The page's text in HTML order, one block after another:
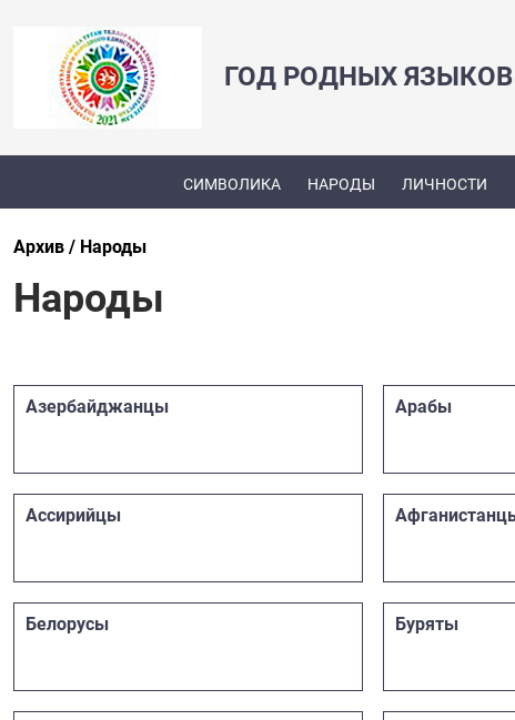
ГОД РОДНЫХ
СИМВОЛИКА НАРОДЫ ЛИЧНОСТИ
Архив Народы
Народы
Азербайджанцы Арабы
Ассирийцы
Белорусы Буряты